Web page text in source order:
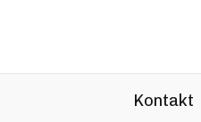
Kontakt